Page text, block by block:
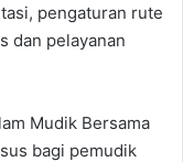
pengaturan rute
dan pelayanan
Mudik Bersama
bagi pemudik